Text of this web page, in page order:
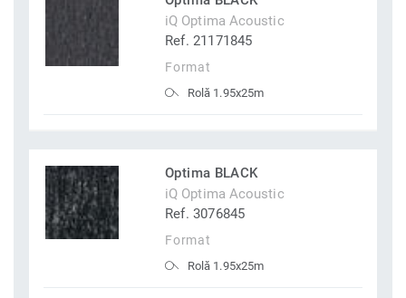
iQ Optima Acoustic
Ref. 21171845
Format
Rolă 1.95x25m
Optima BLACK
iQ Optima Acoustic
Ref. 3076845
Format
Rolă 1.95x25m